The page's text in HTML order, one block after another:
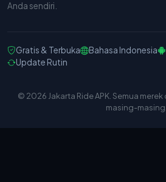
Anda sendiri.
Gratis & Terbuka Bahasa Indonesia
Update Rutin
© 2026 Jakarta Ride APK. Semua
masing-masing.